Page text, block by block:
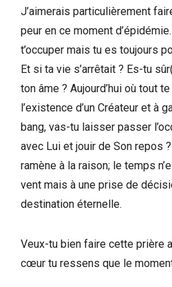
J’aimerais particulièrement
peur en ce moment
t’occuper mais tu es toujours
Et si ta vie s’arrêtait ? Es-tu
ton âme ? Aujourd’hui où tout
l’existence d’un Créateur et à
bang, vas-tu laisser passer
avec Lui et jouir de Son repos
ramène à la raison; le temps
vent mais à une prise de
destination éternelle.
Veux-tu bien faire cette prière
cœur tu ressens que le